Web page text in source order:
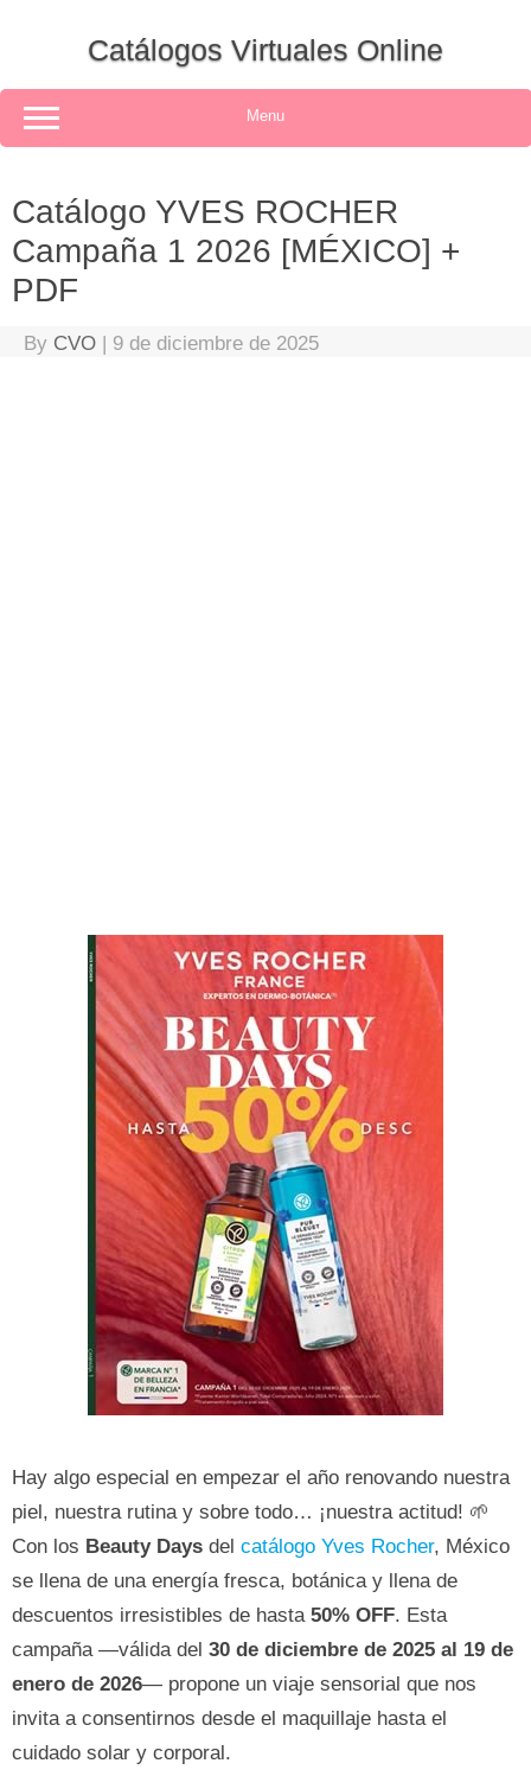
Catálogos Virtuales Online
Menu
Catálogo YVES ROCHER
Campaña 1 2026 [MÉXICO] +
PDF
By CVO | 9 de diciembre de 2025
Hay algo especial en empezar el año renovando nuestra
piel, nuestra rutina y sobre todo… ¡nuestra actitud! 🌱
Con los Beauty Days del catálogo Yves Rocher, México
se llena de una energía fresca, botánica y llena de
descuentos irresistibles de hasta 50% OFF. Esta
campaña —válida del 30 de diciembre de 2025 al 19 de
enero de 2026— propone un viaje sensorial que nos
invita a consentirnos desde el maquillaje hasta el
cuidado solar y corporal.